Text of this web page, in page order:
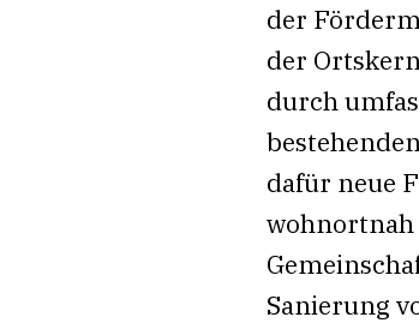
der
der
durch
dafür neue
wohnortnah
Sanierung